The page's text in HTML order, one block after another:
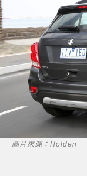
圖片來源：Holden